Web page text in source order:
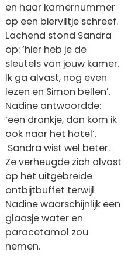
en haar kamernummer
op een bierviltje schreef.
Lachend stond Sandra
op: ‘hier heb je de
sleutels van jouw kamer.
Ik ga alvast, nog even
lezen en Simon bellen’.
Nadine antwoordde:
‘een drankje, dan kom ik
ook naar het hotel’.
Sandra wist wel beter.
Ze verheugde zich alvast
op het uitgebreide
ontbijtbuffet terwijl
Nadine waarschijnlijk een
glaasje water en
paracetamol zou
nemen.